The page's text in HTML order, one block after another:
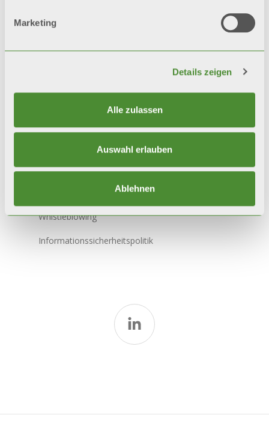
Marketing
Details zeigen
Alle zulassen
Auswahl erlauben
Ablehnen
Datenschutz
Integrierte Systempolitik
Ethik Kodex
Whistleblowing
Informationssicherheitspolitik